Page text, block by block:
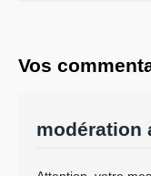
Vos
modération